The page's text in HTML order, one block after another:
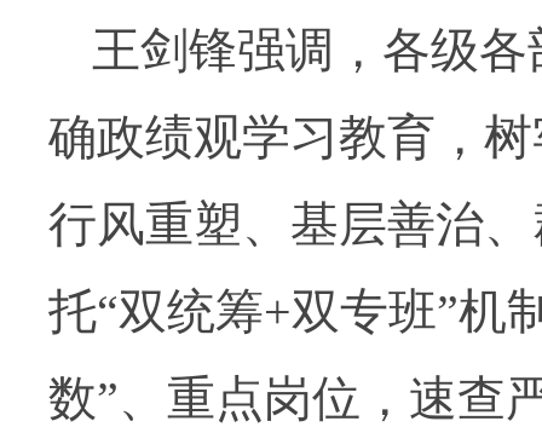
王剑锋强调，各级
确政绩观学习教育，
行风重塑、基层善治
托“双统筹+双专班”机
数”、重点岗位，速查